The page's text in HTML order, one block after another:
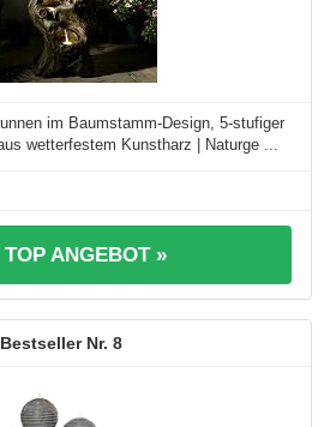
im Baumstamm-Design, 5-stufiger
wetterfestem Kunstharz | Naturge ...
TOP ANGEBOT »
8